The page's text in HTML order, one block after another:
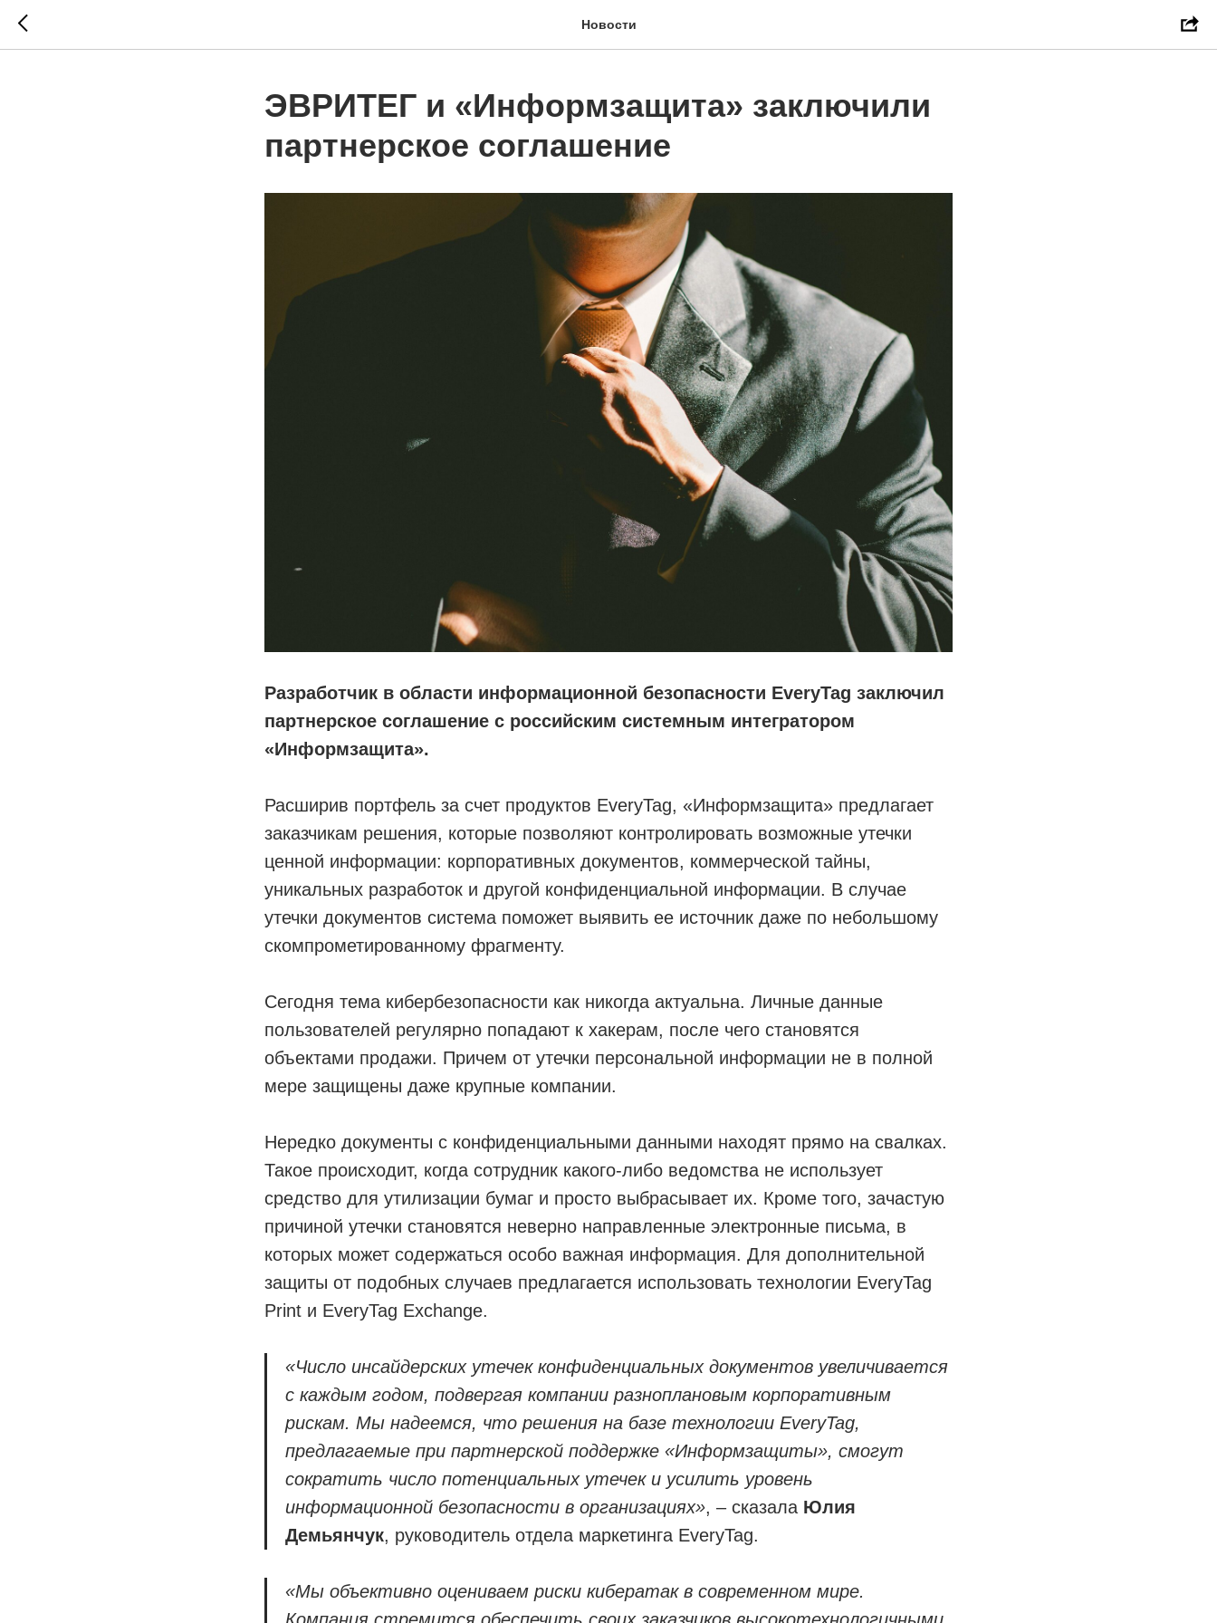
Новости
ЭВРИТЕГ и «Информзащита» заключили
партнерское соглашение
Разработчик в области информационной безопасности EveryTag заключил
партнерское соглашение с российским системным интегратором
«Информзащита».
Расширив портфель за счет продуктов EveryTag, «Информзащита» предлагает
заказчикам решения, которые позволяют контролировать возможные утечки
ценной информации: корпоративных документов, коммерческой тайны,
уникальных разработок и другой конфиденциальной информации. В случае
утечки документов система поможет выявить ее источник даже по небольшому
скомпрометированному фрагменту.
Сегодня тема кибербезопасности как никогда актуальна. Личные данные
пользователей регулярно попадают к хакерам, после чего становятся
объектами продажи. Причем от утечки персональной информации не в полной
мере защищены даже крупные компании.
Нередко документы с конфиденциальными данными находят прямо на свалках.
Такое происходит, когда сотрудник какого-либо ведомства не использует
средство для утилизации бумаг и просто выбрасывает их. Кроме того, зачастую
причиной утечки становятся неверно направленные электронные письма, в
которых может содержаться особо важная информация. Для дополнительной
защиты от подобных случаев предлагается использовать технологии EveryTag
Print и EveryTag Exchange.
«Число инсайдерских утечек конфиденциальных документов увеличивается
с каждым годом, подвергая компании разноплановым корпоративным
рискам. Мы надеемся, что решения на базе технологии EveryTag,
предлагаемые при партнерской поддержке «Информзащиты», смогут
сократить число потенциальных утечек и усилить уровень
информационной безопасности в организациях», – сказала Юлия
Демьянчук, руководитель отдела маркетинга EveryTag.
«Мы объективно оцениваем риски кибератак в современном мире.